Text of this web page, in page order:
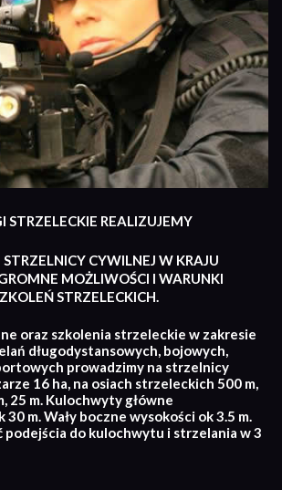
REALIZUJEMY
CYWILNEJ W KRAJU
MOŻLIWOŚCI I WARUNKI
STRZELECKICH.
oraz szkolenia strzeleckie w zakresie
długodystansowych, bojowych,
prowadzimy na strzelnicy
16 ha, na osiach strzeleckich 500 m,
25 m. Kulochwyty główne
30 m. Wały boczne wysokości ok 3.5 m.
podejścia do kulochwytu i strzelania w 3